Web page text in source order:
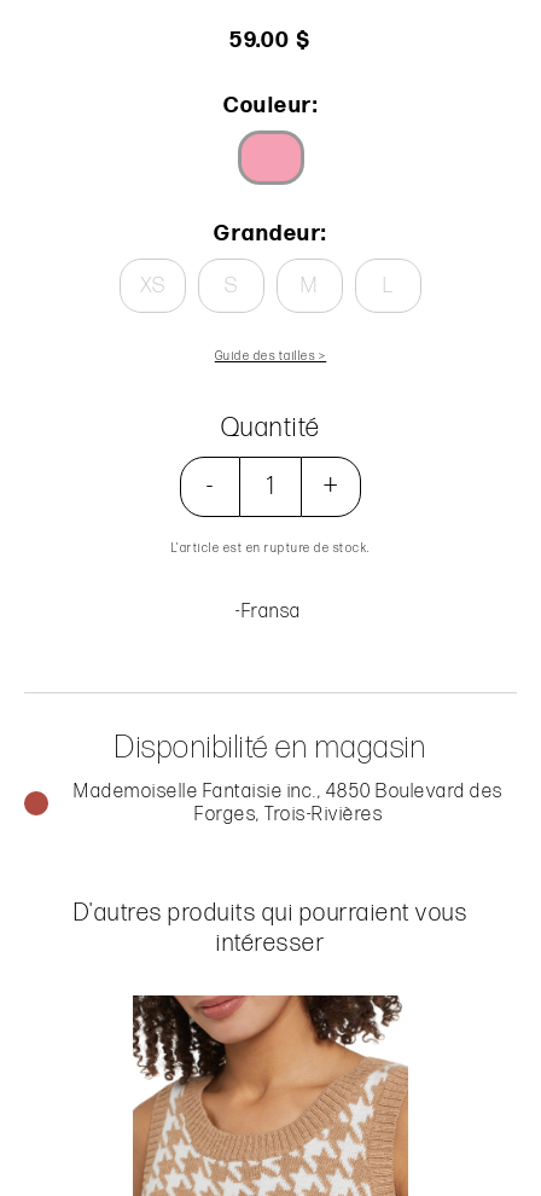
59.00 $
Couleur:
Grandeur:
XS S M L
Guide des tailles >
Quantité
- +
L’article est en rupture de stock.
-Fransa
Disponibilité en magasin
Mademoiselle Fantaisie inc., 4850 Boulevard des
Forges, Trois-Rivières
D'autres produits qui pourraient vous
intéresser